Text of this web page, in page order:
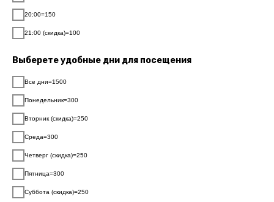
20:00=150
21:00 (скидка)=100
Выберете удобные дни для посещения
Все дни=1500
Понедельник=300
Вторник (скидка)=250
Среда=300
Четверг (скидка)=250
Пятница=300
Суббота (скидка)=250